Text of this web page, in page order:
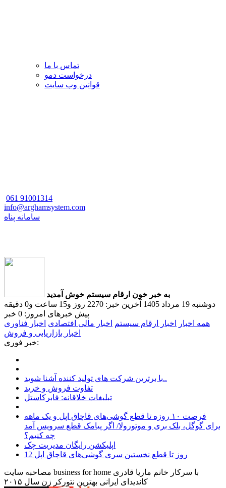
تماس با ما
درخواست دمو
قوانین وب سایت
061 91001314
info@arghamsystem.com
سامانه پناه
به خبر خون ارقام سیستم خوش آمدید
دوشنبه 19 مرداد 1405
آخرین خبر: 2270 روز و15 ساعت و0 دقیقه
پیش خبرهای امروز: 0 خبر
همه اخبار
اخبار ارقام سیستم اخبار مالی افتصادی اخبار فناوری
اخبار بازاریابی و فروش
خبر فوری:
با برترین شرکت های تولید کننده آشنا شوید..
تفاوت فروش و خرید
تبلیغات خلاقانه: فابرکاستل
فرصت ۱۰ روزه تا قطع گوشی‌های قاچاق اپل و یک ماهه
برای گوگل، بلک بری و موتورولا/ اگر پیامک قطع سرویس‌ آمد
چه کنیم؟
اپلیکشن رایگان مدیریت چک
12 روز تا قطع نخستین سری گوشی‌های قاچاق اپل
مصاحبه سایت business for home با سرکار خانم ماریا قادری
کاندیدای ایرانی بهترین نتورکر زن سال ۲۰۱۵